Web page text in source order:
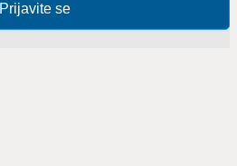
Prijavite se